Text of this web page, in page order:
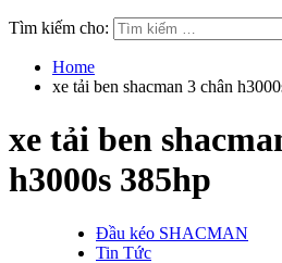
Tìm kiếm cho:
Home
xe tải ben shacman 3 chân
xe tải ben
h3000s 385hp
Đầu kéo SHACMAN
Tin Tức